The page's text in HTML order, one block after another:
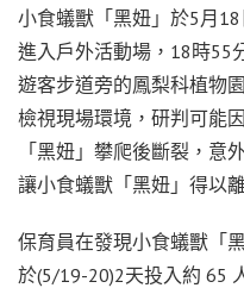
小食蟻獸「黑妞」於5月
進入戶外活動場，18時55
遊客步道旁的鳳梨科植物
檢視現場環境，研判可能
「黑妞」攀爬後斷裂，意
讓小食蟻獸「黑妞」得以
保育員在發現小食蟻獸「
於(5/19-20)2天投入約 65